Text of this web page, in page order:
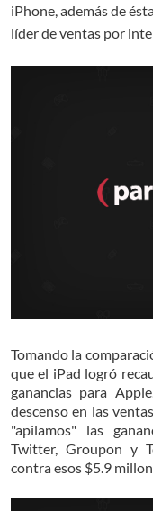
iPhone, además de
líder de ventas por
Tomando la
que el iPad logró
ganancias para
descenso en las
"apilamos" las
Twitter, Groupon y
contra esos $5.9